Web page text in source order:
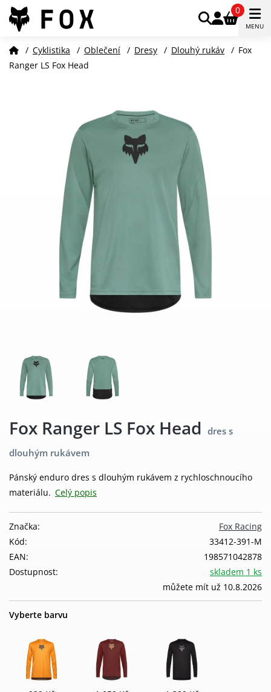
0
MENU
/ Cyklistika / Oblečení / Dresy / Dlouhý rukáv / Fox
Ranger LS Fox Head
Fox Ranger LS Fox Head dres s
dlouhým rukávem
Pánský enduro dres s dlouhým rukávem z rychloschnoucího
materiálu. Celý popis
Fox Racing
Značka:
33412-391-M
Kód:
198571042878
EAN:
skladem 1 ks
můžete mít už 10.8.2026
Dostupnost:
Vyberte barvu